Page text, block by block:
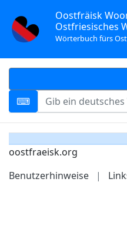
Oostfräisk
Ostfriesisches
Wörterbuch fürs
oostfraeisk.org
Benutzerhinweise
|